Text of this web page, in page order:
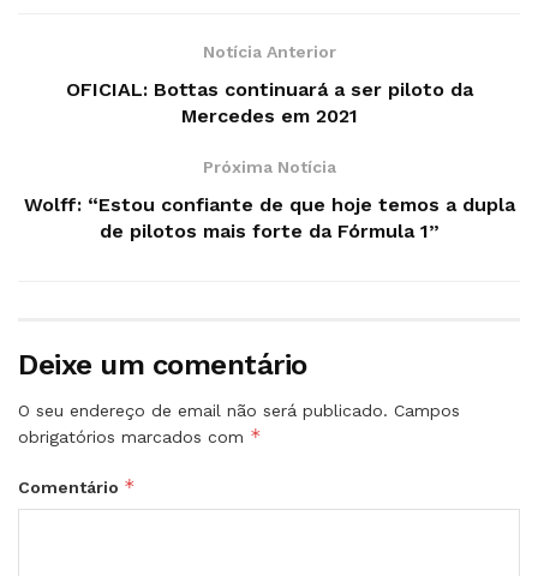
Notícia Anterior
OFICIAL: Bottas continuará a ser piloto da
Mercedes em 2021
Próxima Notícia
Wolff: “Estou confiante de que hoje temos a dupla
de pilotos mais forte da Fórmula 1”
Deixe um comentário
O seu endereço de email não será publicado. Campos
obrigatórios marcados com *
Comentário *